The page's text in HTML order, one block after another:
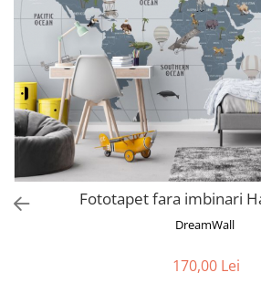
Forme Geometrice
Fototapet 3D
Frescă
Frunze
Natura
Tropical
Fototapet fara imbinari
DreamWall
170,00 Lei